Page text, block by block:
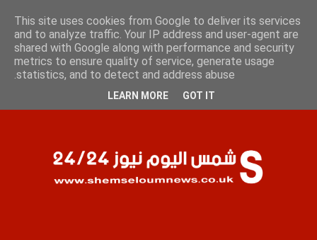
السبت 8 أغسطس 2026
الصفحات
This site uses cookies from Google to deliver its services
and to analyze traffic. Your IP address and user-agent are
shared with Google along with performance and security
metrics to ensure quality of service, generate usage
statistics, and to detect and address abuse.
LEARN MORE GOT IT